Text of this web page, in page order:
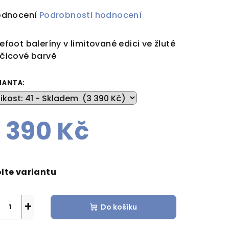
Podrobnosti hodnocení
baleríny v limitované edici ve žluté
barvě
390 Kč
variantu
+ Do košíku